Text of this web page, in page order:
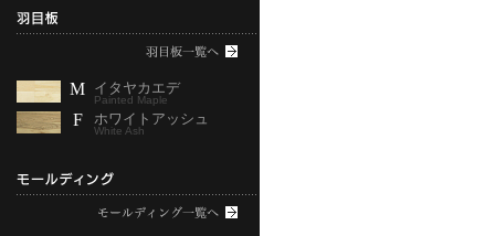
M イタヤカエデ
Painted Maple
F ホワイトアッシュ
White Ash